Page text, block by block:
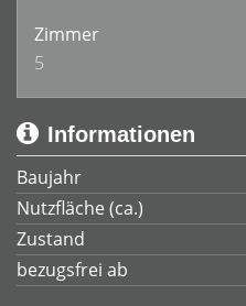
Zimmer
5
Informationen
Baujahr
Nutzfläche (ca.)
Zustand
bezugsfrei ab